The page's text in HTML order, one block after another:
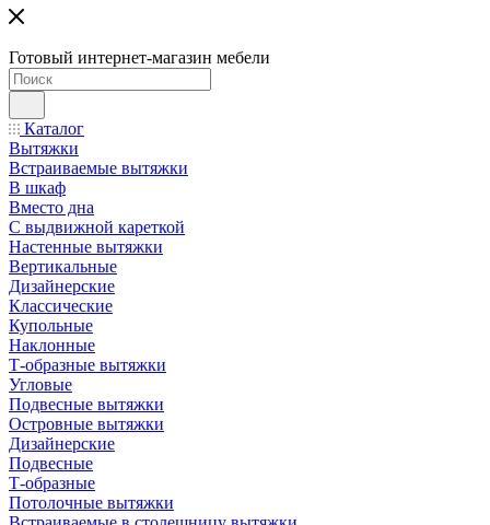
Готовый интернет-магазин мебели
Каталог
Вытяжки
Встраиваемые вытяжки
В шкаф
Вместо дна
С выдвижной кареткой
Настенные вытяжки
Вертикальные
Дизайнерские
Классические
Купольные
Наклонные
Т-образные вытяжки
Угловые
Подвесные вытяжки
Островные вытяжки
Дизайнерские
Подвесные
Т-образные
Потолочные вытяжки